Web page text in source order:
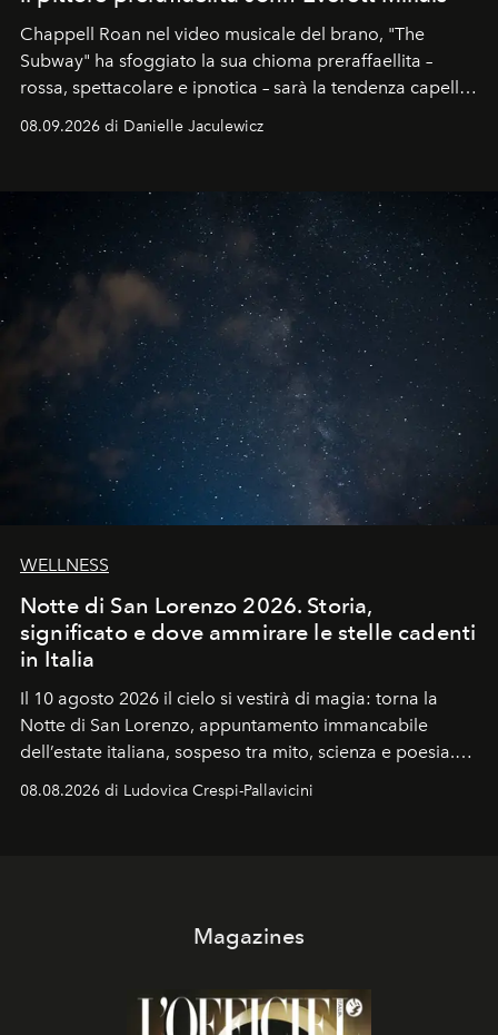
Chappell Roan nel video musicale del brano, "The
Subway" ha sfoggiato la sua chioma preraffaellita –
rossa, spettacolare e ipnotica – sarà la tendenza capelli
dell'autunno?
08.09.2026 di Danielle Jaculewicz
WELLNESS
Notte di San Lorenzo 2026. Storia,
significato e dove ammirare le stelle cadenti
in Italia
Il 10 agosto 2026 il cielo si vestirà di magia: torna la
Notte di San Lorenzo, appuntamento immancabile
dell’estate italiana, sospeso tra mito, scienza e poesia.
Sarà il momento in cui gli occhi si alzano verso la volta
celeste per seguire il passaggio delle
08.08.2026 di Ludovica Crespi-Pallavicini
Magazines